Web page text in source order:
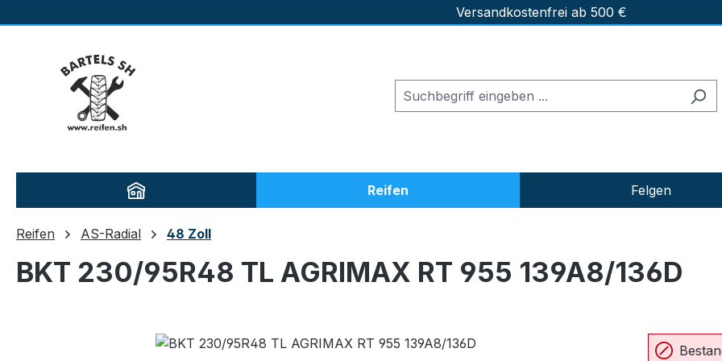
Versandkostenfrei ab 500 €
Reifen Felgen
Reifen AS-Radial 48 Zoll
BKT 230/95R48 TL AGRIMAX RT 955 139A8/136D
Bildergalerie überspringen